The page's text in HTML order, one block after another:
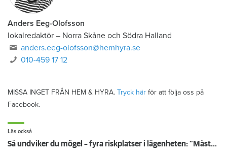
Anders Eeg-Olofsson
lokalredaktör – Norra Skåne och Södra Halland
anders.eeg-olofsson@hemhyra.se
010-459 17 12
MISSA INGET FRÅN HEM & HYRA. Tryck här för att följa oss på
Facebook.
Läs också
Så undviker du mögel – fyra riskplatser i lägenheten: ”Måste städa bort”